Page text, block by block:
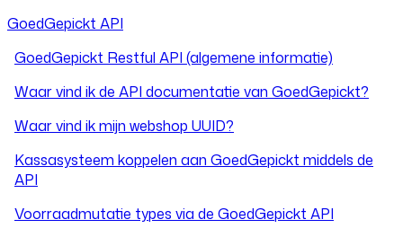
GoedGepickt API
GoedGepickt Restful API (algemene informatie)
Waar vind ik de API documentatie van GoedGepickt?
Waar vind ik mijn webshop UUID?
Kassasysteem koppelen aan GoedGepickt middels de
API
Voorraadmutatie types via de GoedGepickt API